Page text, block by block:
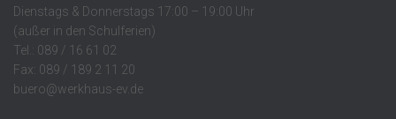
Dienstags & Donnerstags 17:00 – 19:00 Uhr
(außer in den Schulferien)
Tel.: 089 / 16 61 02
Fax: 089 / 189 2 11 20
buero@werkhaus-ev.de